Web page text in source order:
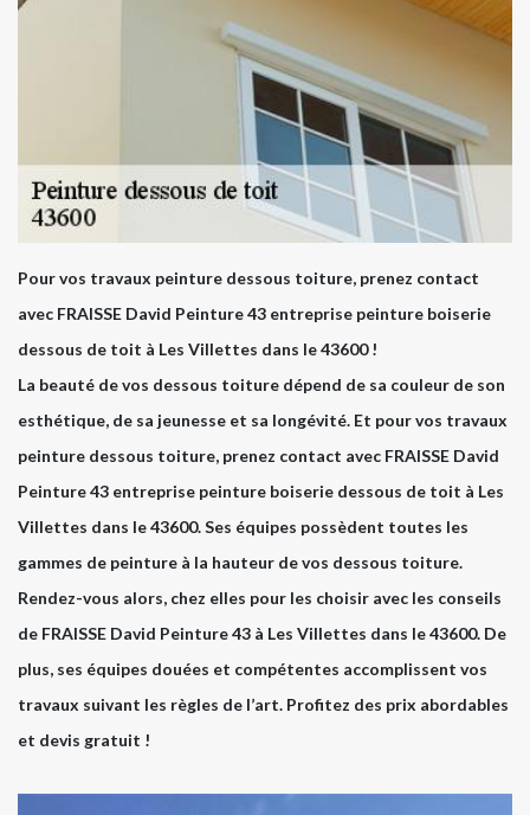
Pour vos travaux peinture dessous toiture, prenez contact
avec FRAISSE David Peinture 43 entreprise peinture boiserie
dessous de toit à Les Villettes dans le 43600 !
La beauté de vos dessous toiture dépend de sa couleur de son
esthétique, de sa jeunesse et sa longévité. Et pour vos travaux
peinture dessous toiture, prenez contact avec FRAISSE David
Peinture 43 entreprise peinture boiserie dessous de toit à Les
Villettes dans le 43600. Ses équipes possèdent toutes les
gammes de peinture à la hauteur de vos dessous toiture.
Rendez-vous alors, chez elles pour les choisir avec les conseils
de FRAISSE David Peinture 43 à Les Villettes dans le 43600. De
plus, ses équipes douées et compétentes accomplissent vos
travaux suivant les règles de l’art. Profitez des prix abordables
et devis gratuit !